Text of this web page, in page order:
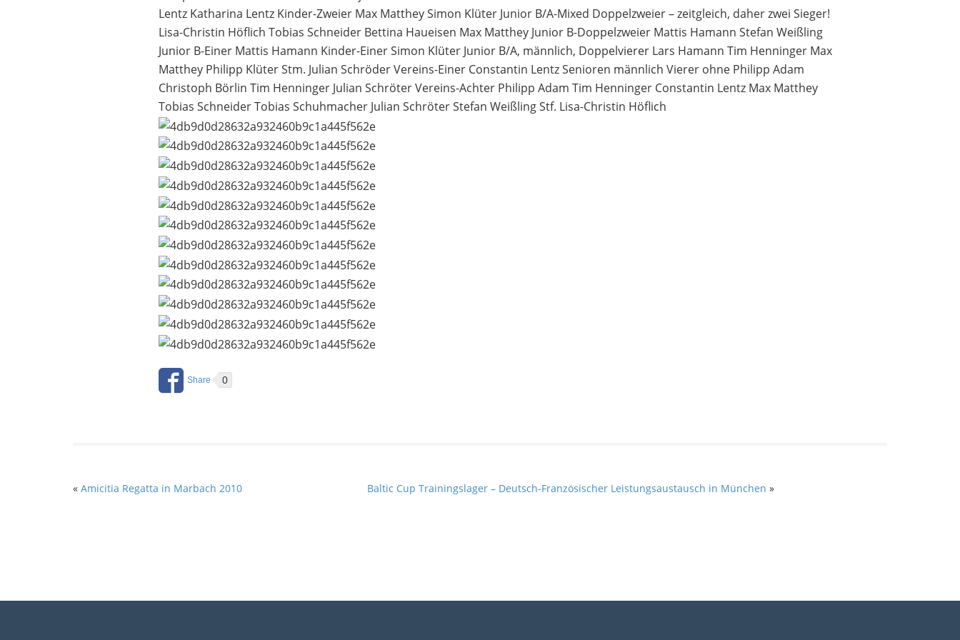
Lentz Katharina Lentz Kinder-Zweier Max Matthey Simon Klüter Junior B/A-Mixed Doppelzweier – zeitgleich, daher zwei Sieger!
Lisa-Christin Höflich Tobias Schneider Bettina Haueisen Max Matthey Junior B-Doppelzweier Mattis Hamann Stefan Weißling
Junior B-Einer Mattis Hamann Kinder-Einer Simon Klüter Junior B/A, männlich, Doppelvierer Lars Hamann Tim Henninger Max
Matthey Philipp Klüter Stm. Julian Schröder Vereins-Einer Constantin Lentz Senioren männlich Vierer ohne Philipp Adam
Christoph Börlin Tim Henninger Julian Schröter Vereins-Achter Philipp Adam Tim Henninger Constantin Lentz Max Matthey
Tobias Schneider Tobias Schuhmacher Julian Schröter Stefan Weißling Stf. Lisa-Christin Höflich
0
« Amicitia Regatta in Marbach 2010 Baltic Cup Trainingslager – Deutsch-Französischer Leistungsaustausch in München »